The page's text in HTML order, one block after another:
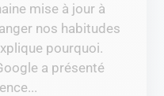
mise à jour à
nos habitudes
pourquoi.
a présenté